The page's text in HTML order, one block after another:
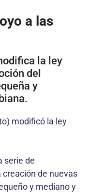
a las
la ley
del
y
modificó la ley
serie de
de nuevas
y mediano y